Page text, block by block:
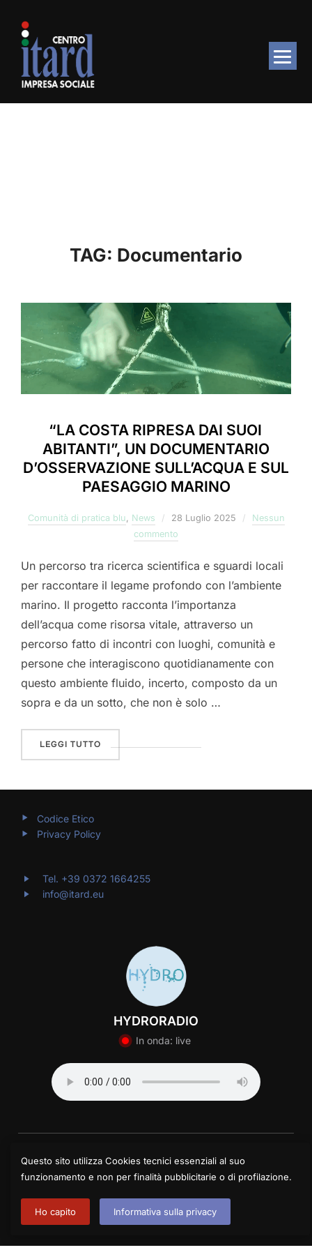
contenuto
TAG: Documentario
“LA COSTA RIPRESA DAI SUOI
ABITANTI”, UN DOCUMENTARIO
D’OSSERVAZIONE SULL’ACQUA E SUL
PAESAGGIO MARINO
Comunità di pratica blu News
Pubblicato
il
28 Luglio 2025
Nessun
commento
Un percorso tra ricerca scientifica e sguardi locali
per raccontare il legame profondo con l’ambiente
marino. Il progetto racconta l’importanza
dell’acqua come risorsa vitale, attraverso un
percorso fatto di incontri con luoghi, comunità e
persone che interagiscono quotidianamente con
questo ambiente fluido, incerto, composto da un
sopra e da un sotto, che non è solo …
LEGGI TUTTO
Codice Etico
Privacy Policy
Tel. +39 0372 1664255
info@itard.eu
HYDRORADIO
In onda: live
© 2025 Centro Itard Lombardia | Impresa Sociale
Piazza delle Tranvie 6/7 – 26100 Cremona
Powered by WordPressandImago Editorwith a custom version of
Questo sito utilizza Cookies tecnici essenziali al suo
funzionamento e non per finalità pubblicitarie o di profilazione.
Ho capito Informativa sulla privacy